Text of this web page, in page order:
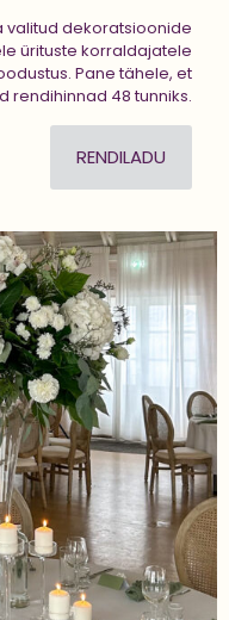
valitud dekoratsioonide
ürituste korraldajatele
Pane tähele, et
rendihinnad 48 tunniks.
RENDILADU